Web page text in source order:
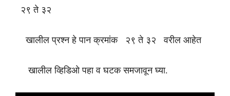
२९ ते ३२
खालील प्रश्न हे पान क्रमांक २९ ते ३२ वरील आहेत
खालील व्हिडिओ पहा व घटक समजावून घ्या.